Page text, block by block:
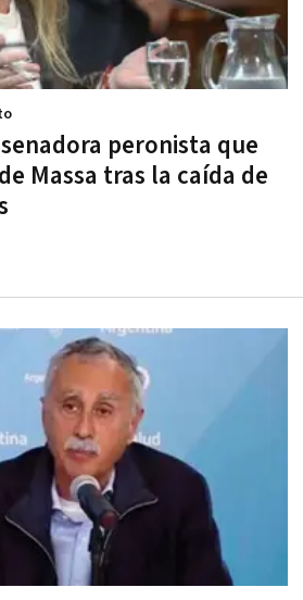
peronista que
Massa tras la caída de